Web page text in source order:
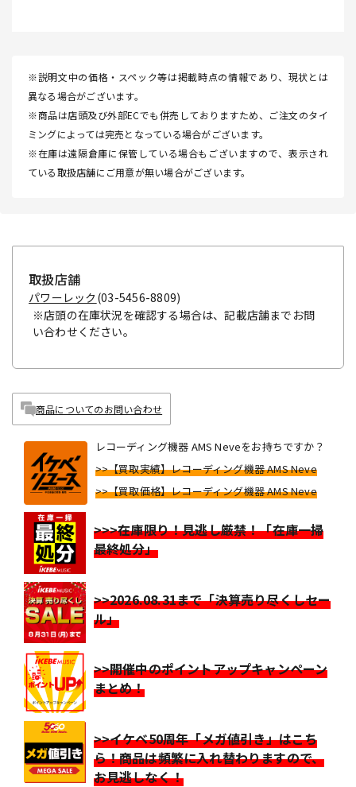
※説明文中の価格・スペック等は掲載時点の情報であり、現状とは
異なる場合がございます。
※商品は店頭及び外部ECでも併売しておりますため、ご注文のタイ
ミングによっては完売となっている場合がございます。
※在庫は遠隔倉庫に保管している場合もございますので、表示され
ている取扱店舗にご用意が無い場合がございます。
取扱店舗
パワーレック (03-5456-8809)
※店頭の在庫状況を確認する場合は、記載店舗までお問
い合わせください。
商品についてのお問い合わせ
レコーディング機器 AMS Neveをお持ちですか？
>>【買取実績】レコーディング機器 AMS Neve
>>【買取価格】レコーディング機器 AMS Neve
>>>在庫限り！見逃し厳禁！「在庫一掃
最終処分」
>>2026.08.31まで「決算売り尽くしセー
ル」
>>開催中のポイントアップキャンペーン
まとめ！
>>イケベ50周年「メガ値引き」はこち
ら！商品は頻繁に入れ替わりますので、
お見逃しなく！